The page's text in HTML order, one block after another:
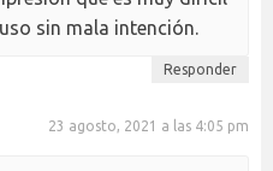
sin mala intención.
Responder
23 agosto, 2021 a las 4:05 pm